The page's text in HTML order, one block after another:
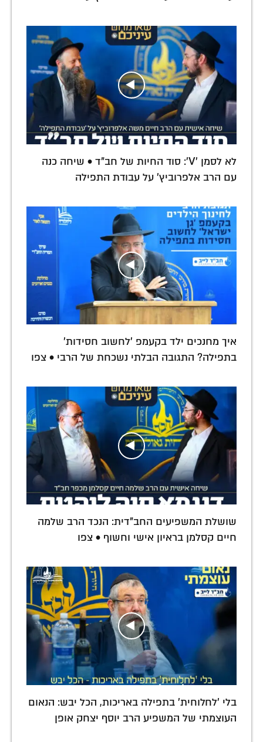
לא לסמן 'V': סוד החיות של חב"ד • שיחה כנה
עם הרב אלפרוביץ' על עבודת התפילה
איך מחנכים ילד בקעמפ 'לחשוב חסידות'
בתפילה? התגובה הבלתי נשכחת של הרבי • צפו
שושלת המשפיעים החב"דית: הנכד הרב שלמה
חיים קסלמן בראיון אישי וחשוף • צפו
בלי 'לחלוחית' בתפילה באריכות, הכל יבש: הנאום
העוצמתי של המשפיע הרב יוסף יצחק אופן